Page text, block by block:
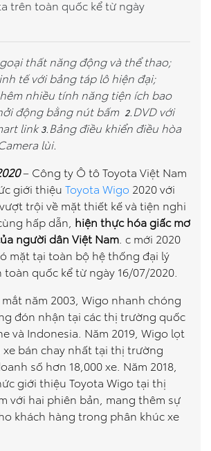
mãi
trên toàn quốc kể từ ngày
thất năng động và thể thao;
tế với bảng táp lô hiện đại;
nhiều tính năng tiện ích bao
động bằng nút bấm 2.DVD với
link3.Bảng điều khiển điều hòa
lùi.
– Công ty Ô tô Toyota Việt Nam
giới thiệu Toyota Wigo 2020 với
trội về mặt thiết kế và tiện nghi
hấp dẫn, hiện thực hóa giấc mơ
người dân Việt Nam . c mới 2020
mặt tại toàn bộ hệ thống đại lý
quốc kể từ ngày 16/07/2020.
năm 2003, Wigo nhanh chóng
đón nhận tại các thị trường quốc
và Indonesia. Năm 2019, Wigo lọt
xe bán chay nhất tại thị trường
số hơn 18,000 xe. Năm 2018,
giới thiệu Toyota Wigo tại thị
với hai phiên bản, mang thêm sự
khách hàng trong phân khúc xe